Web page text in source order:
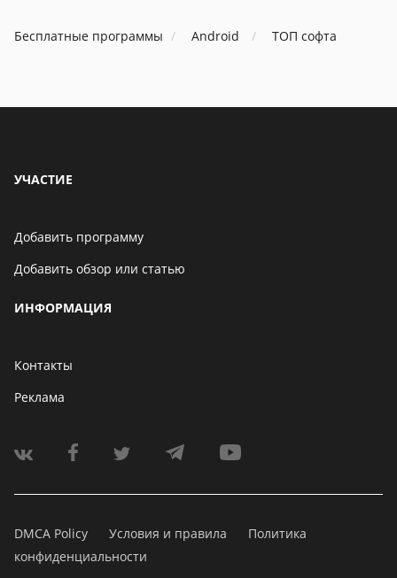
Бесплатные программы Android ТОП софта
УЧАСТИЕ
Добавить программу
Добавить обзор или статью
ИНФОРМАЦИЯ
Контакты
Реклама
DMCA Policy Условия и правила
Политика
конфиденциальности